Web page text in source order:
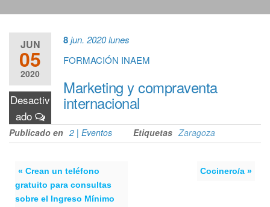
JUN
05
2020
Desactiv
ado
8jun. 2020lunes
FORMACIÓN INAEM
Marketing y compraventa
internacional
Publicado en 2 | Eventos Etiquetas Zaragoza
« Crean un teléfono
gratuito para consultas
sobre el Ingreso Mínimo
Cocinero/a »